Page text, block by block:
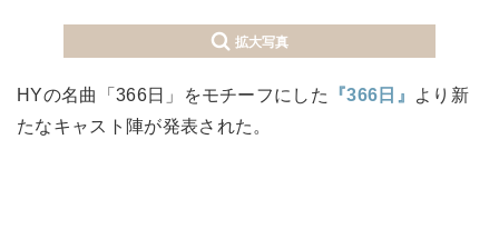
拡大写真
HYの名曲「366日」をモチーフにした 『366日』
より新
たなキャスト陣が発表された。